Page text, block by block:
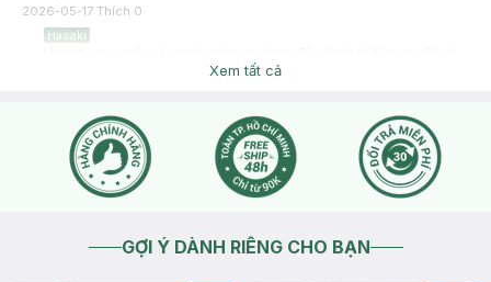
2026-05-17 Thích 0
Hasaki
giá. Sự hài lòng của khách hàng là động lực to lớn để Hasaki
2026-05-17Thích
Xem tất cả
GỢI Ý DÀNH RIÊNG CHO BẠN